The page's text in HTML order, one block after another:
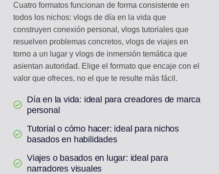
Cuatro formatos funcionan de forma consistente en
todos los nichos: vlogs de día en la vida que
construyen conexión personal, vlogs tutoriales que
resuelven problemas concretos, vlogs de viajes en
torno a un lugar y vlogs de inmersión temática que
asientan autoridad. Elige el formato que encaje con el
valor que ofreces, no el que te resulte más fácil.
Día en la vida: ideal para creadores de marca
personal
Tutorial o cómo hacer: ideal para nichos
basados en habilidades
Viajes o basados en lugar: ideal para
narradores visuales